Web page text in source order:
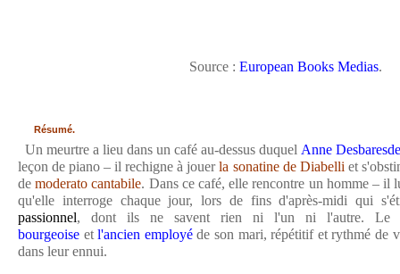
Source : European Books Medias.
Résumé.
Un meurtre a lieu dans un café au-dessus duquel Anne
leçon de piano – il rechigne à jouerla sonatinede Diabelli et
demoderato cantabile. Dans ce café, elle rencontre un homme – il
qu'elle interroge chaque jour, lors de fins d'après-midi qui
passionnel, dont ils ne savent rien ni l'un ni l'autre. Le
bourgeoise etl'ancien employéde son mari, répétitif et rythmé de
dans leur ennui.